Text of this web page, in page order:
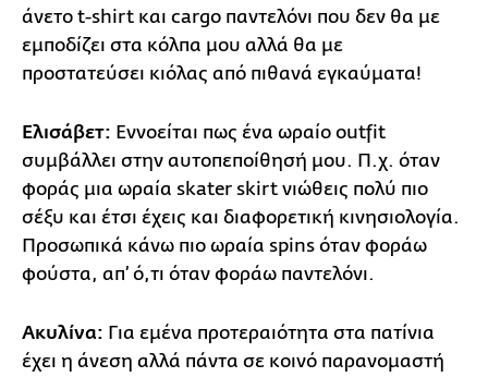
άνετο t-shirt και cargo παντελόνι που δεν θα με
εμποδίζει στα κόλπα μου αλλά θα με
προστατεύσει κιόλας από πιθανά εγκαύματα!
Ελισάβετ: Εννοείται πως ένα ωραίο outfit
συμβάλλει στην αυτοπεποίθησή μου. Π.χ. όταν
φοράς μια ωραία skater skirt νιώθεις πολύ πιο
σέξυ και έτσι έχεις και διαφορετική κινησιολογία.
Προσωπικά κάνω πιο ωραία spins όταν φοράω
φούστα, απ’ ό,τι όταν φοράω παντελόνι.
Ακυλίνα: Για εμένα προτεραιότητα στα πατίνια
έχει η άνεση αλλά πάντα σε κοινό παρανομαστή